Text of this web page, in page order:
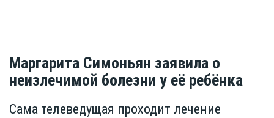
Маргарита Симоньян заявила о
неизлечимой болезни у её ребёнка
Сама телеведущая проходит лечение